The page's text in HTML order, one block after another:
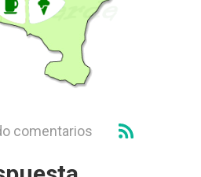
comentarios